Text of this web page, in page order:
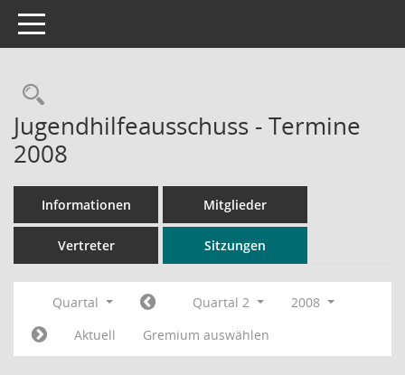
Toggle navigation
Rechercheauswahl
Jugendhilfeausschuss - Termine
2008
Informationen Mitglieder
Vertreter Sitzungen
Quartal Quartal 2
2008
Aktuell
Gremium auswählen